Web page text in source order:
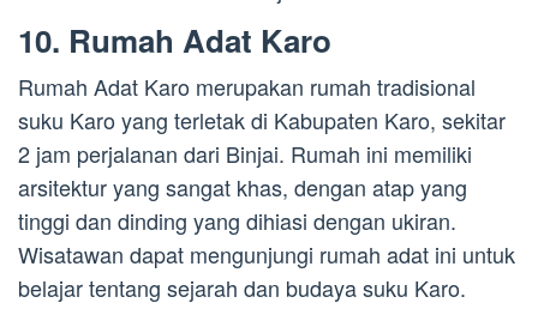
10. Rumah Adat Karo
Rumah Adat Karo merupakan rumah tradisional
suku Karo yang terletak di Kabupaten Karo, sekitar
2 jam perjalanan dari Binjai. Rumah ini memiliki
arsitektur yang sangat khas, dengan atap yang
tinggi dan dinding yang dihiasi dengan ukiran.
Wisatawan dapat mengunjungi rumah adat ini untuk
belajar tentang sejarah dan budaya suku Karo.